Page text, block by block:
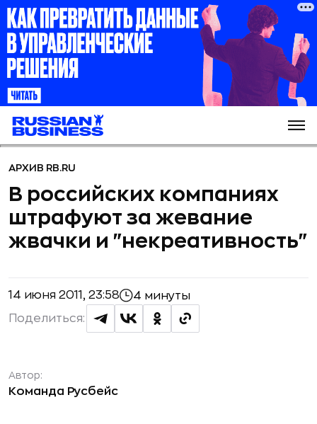
АРХИВ RB.RU
В российских компаниях
штрафуют за жевание
жвачки и "некреативность"
14 июня 2011, 23:58 4 минуты
Поделиться:
Автор:
Команда Русбейс